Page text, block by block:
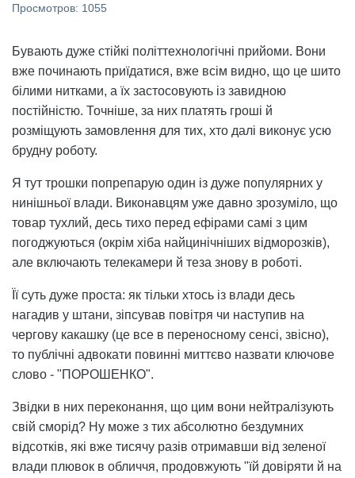
Просмотров: 1055
Бувають дуже стійкі політтехнологічні прийоми. Вони
вже починають приїдатися, вже всім видно, що це шито
білими нитками, а їх застосовують із завидною
постійністю. Точніше, за них платять гроші й
розміщують замовлення для тих, хто далі виконує усю
брудну роботу.
Я тут трошки попрепарую один із дуже популярних у
нинішньої влади. Виконавцям уже давно зрозуміло, що
товар тухлий, десь тихо перед ефірами самі з цим
погоджуються (окрім хіба найцинічніших відморозків),
але включають телекамери й теза знову в роботі.
Її суть дуже проста: як тільки хтось із влади десь
нагадив у штани, зіпсував повітря чи наступив на
чергову какашку (це все в переносному сенсі, звісно),
то публічні адвокати повинні миттєво назвати ключове
слово - "ПОРОШЕНКО".
Звідки в них переконання, що цим вони нейтралізують
свій сморід? Ну може з тих абсолютно бездумних
відсотків, які вже тисячу разів отримавши від зеленої
влади плювок в обличчя, продовжують "їй довіряти й на